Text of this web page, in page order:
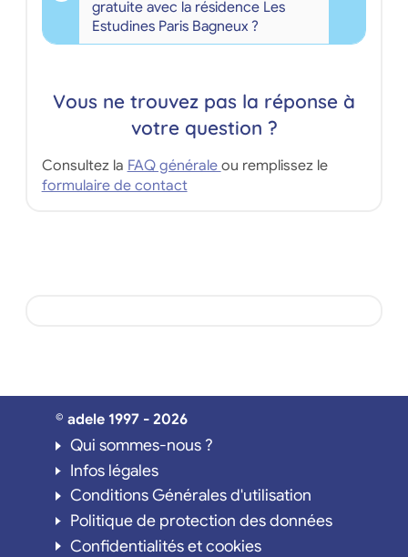
gratuite avec la résidence Les
Estudines Paris Bagneux ?
Vous ne trouvez pas la réponse à
votre question ?
Consultez la FAQ générale ou remplissez le
formulaire de contact
© adele 1997 - 2026
Qui sommes-nous ?
Infos légales
Conditions Générales d'utilisation
Politique de protection des données
Confidentialités et cookies